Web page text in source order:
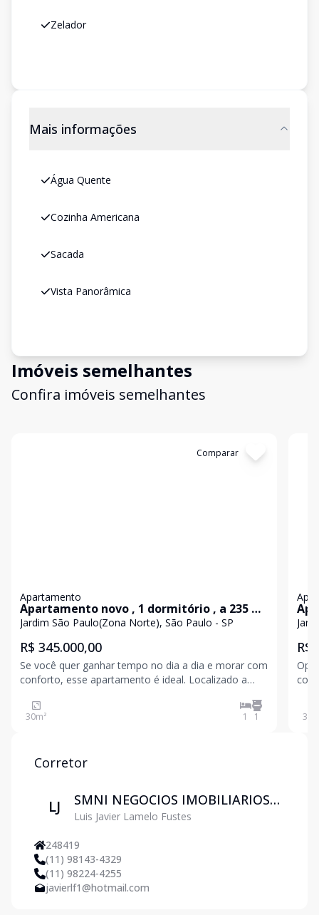
Zelador
Mais informações
Água Quente
Cozinha Americana
Sacada
Vista Panorâmica
Imóveis semelhantes
Confira imóveis semelhantes
Comparar
Apartamento
Apartamento novo , 1 dormitório , a 235 m
do metrô - praticidade, conforto e tudo ao
Jardim São Paulo(Zona Norte), São Paulo - SP
R$ 345.000,00
Se você quer ganhar tempo no dia a dia e morar com
conforto, esse apartamento é ideal. Localizado a
Ayrton Senna, com fácil acesso à Avenida Leôncio de
Magalhães e toda a infraestrutura da região. Sobre o
30m² 1 1
R$
com
30
Corretor
LJ
SMNI NEGOCIOS IMOBILIARIOS
LTDA
Luis Javier Lamelo Fustes
248419
(11) 98143-4329
(11) 98224-4255
javierlf1@hotmail.com